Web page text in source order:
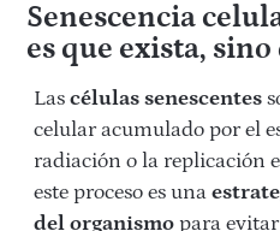
Senescencia
es que exista,
Las células senescentes
celular acumulado por el
radiación o la replicación
este proceso es una
del organismo para evitar